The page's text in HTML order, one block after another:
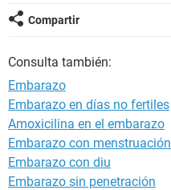
Compartir
Consulta también:
Embarazo
Embarazo en días no fertiles
Amoxicilina en el embarazo
Embarazo con menstruación
Embarazo con diu
Embarazo sin penetración